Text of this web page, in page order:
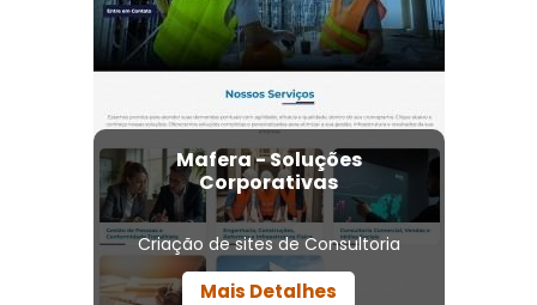
Mafera - Soluções
Corporativas
Criação de sites de Consultoria
Mais Detalhes